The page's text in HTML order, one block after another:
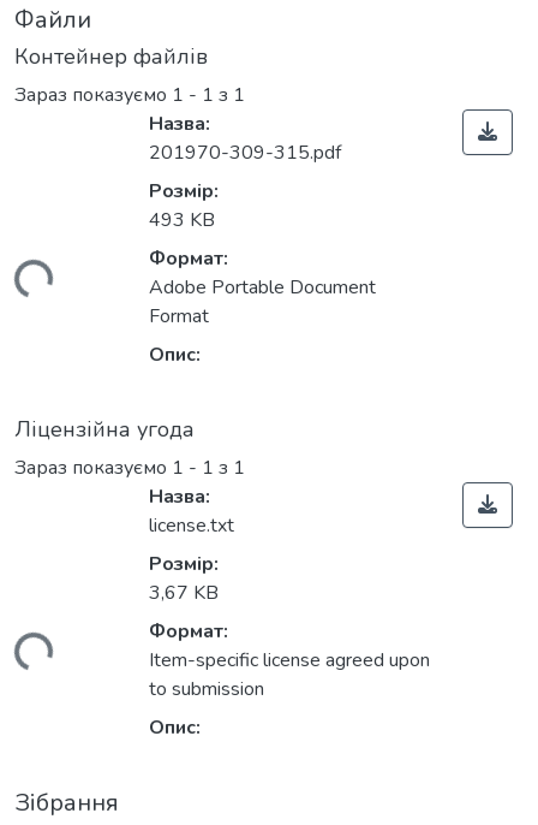
Файли
Контейнер файлів
Зараз показуємо 1 - 1 з 1
Назва:
201970-309-315.pdf
Розмір:
493 KB
Формат:
Adobe Portable Document
Format
Опис:
Ліцензійна угода
Зараз показуємо 1 - 1 з 1
Назва:
license.txt
Розмір:
3,67 KB
Формат:
Item-specific license agreed upon
to submission
Опис:
Зібрання